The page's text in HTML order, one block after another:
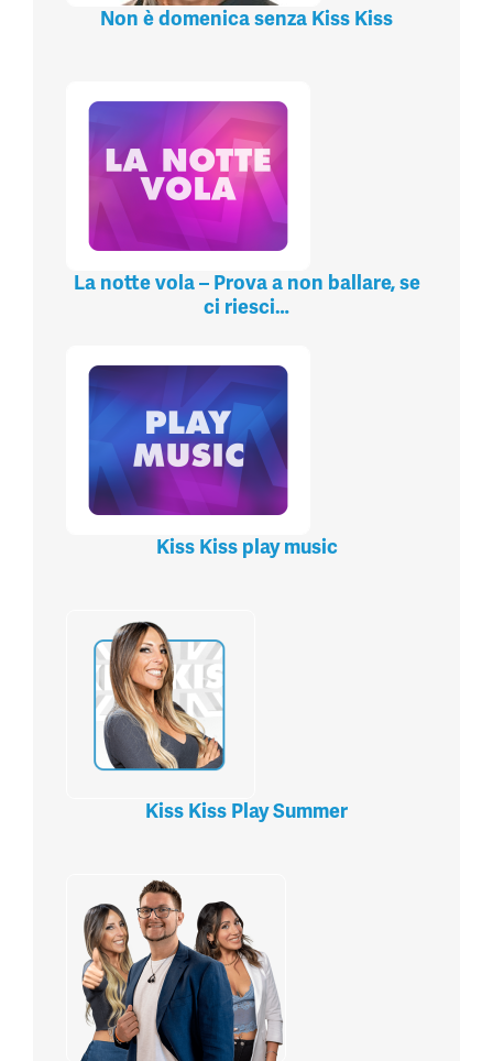
Non è domenica senza Kiss Kiss
La notte vola – Prova a non ballare, se
ci riesci…
Kiss Kiss play music
Kiss Kiss Play Summer